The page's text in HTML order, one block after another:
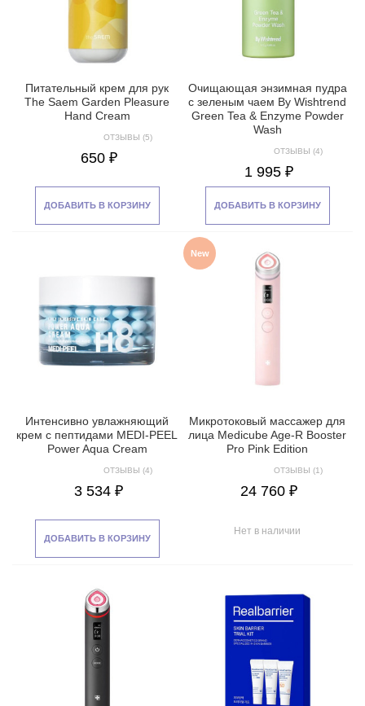
Питательный крем для рук
The Saem Garden Pleasure
Hand Cream
ОТЗЫВЫ (5)
650 ₽
ДОБАВИТЬ В КОРЗИНУ
Очищающая энзимная пудра
с зеленым чаем By Wishtrend
Green Tea & Enzyme Powder
Wash
ОТЗЫВЫ (4)
1 995 ₽
ДОБАВИТЬ В КОРЗИНУ
Интенсивно увлажняющий
крем с пептидами MEDI-PEEL
Power Aqua Cream
ОТЗЫВЫ (4)
3 534 ₽
ДОБАВИТЬ В КОРЗИНУ
New
Микротоковый массажер для
лица Medicube Age-R Booster
Pro Pink Edition
ОТЗЫВЫ (1)
24 760 ₽
Нет в наличии